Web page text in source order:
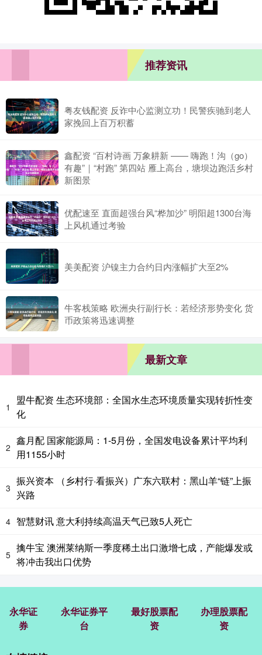
推荐资讯
粤友钱配资 反诈中心监测立功！民警疾驰到老人
家挽回上百万积蓄
鑫配资 “百村诗画 万象耕新 —— 嗨跑！沟（go）
有趣”｜“村跑” 第四站 雁上高台，塘坝边跑活乡村
新图景
优配速至 直面超强台风“桦加沙” 明阳超1300台海
上风机通过考验
美美配资 沪镍主力合约日内涨幅扩大至2%
牛客栈策略 欧洲央行副行长：若经济形势变化 货
币政策将迅速调整
最新文章
1
盟牛配资 生态环境部：全国水生态环境质量实现转折性变
化
2
鑫月配 国家能源局：1-5月份，全国发电设备累计平均利
用1155小时
3
振兴资本 （乡村行·看振兴）广东六联村：黑山羊“链”上振
兴路
4 智慧财讯 意大利持续高温天气已致5人死亡
5
擒牛宝 澳洲莱纳斯一季度稀土出口激增七成，产能爆发或
将冲击我出口优势
永华证
券
永华证券平
台
最好股票配
资
办理股票配
资